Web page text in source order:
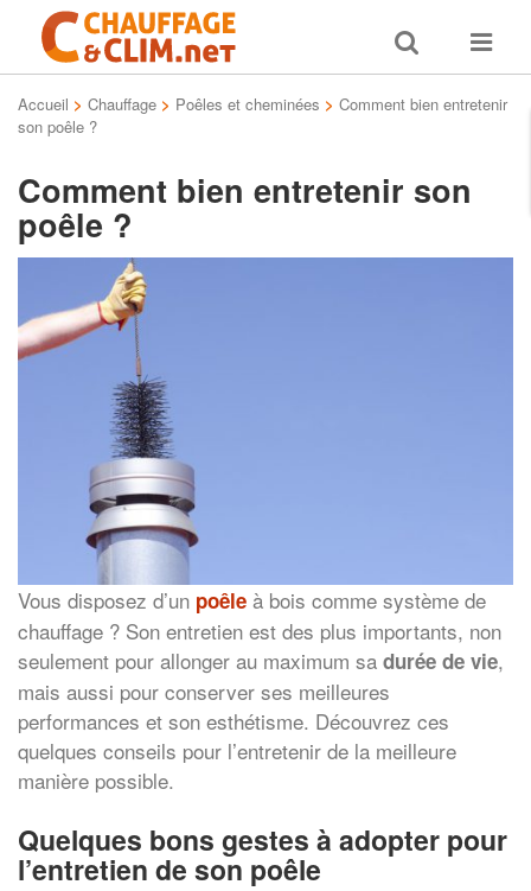
Toggle
search
Toggle
Accueil > Chauffage > Poêles et cheminées > Comment bien entretenir
son poêle ?
Comment bien entretenir son
poêle ?
Vous disposez d’un poêle à bois comme système de
chauffage ? Son entretien est des plus importants, non
seulement pour allonger au maximum sa durée de vie,
mais aussi pour conserver ses meilleures
performances et son esthétisme. Découvrez ces
quelques conseils pour l’entretenir de la meilleure
manière possible.
Quelques bons gestes à adopter pour
l’entretien de son poêle